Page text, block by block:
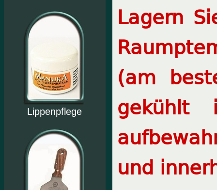
Lippenpflege
Lagern
(am
und